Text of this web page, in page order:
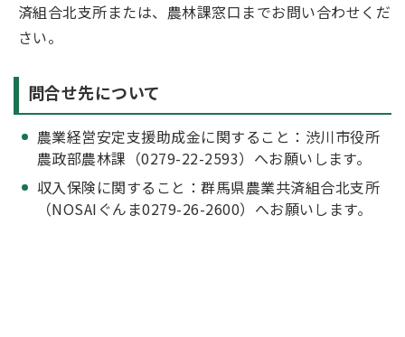
済組合北支所または、農林課窓口までお問い合わせくだ
さい。
問合せ先について
農業経営安定支援助成金に関すること：渋川市役所
農政部農林課（0279-22-2593）へお願いします。
収入保険に関すること：群馬県農業共済組合北支所
（NOSAIぐんま0279-26-2600）へお願いします。